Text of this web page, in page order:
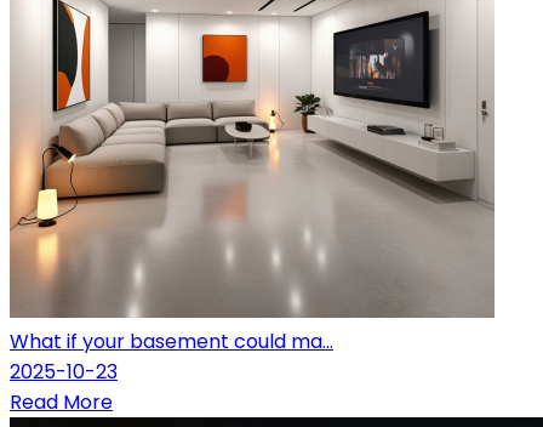
What if your basement could ma...
2025-10-23
Read More